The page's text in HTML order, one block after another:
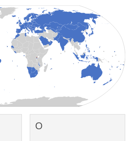
О